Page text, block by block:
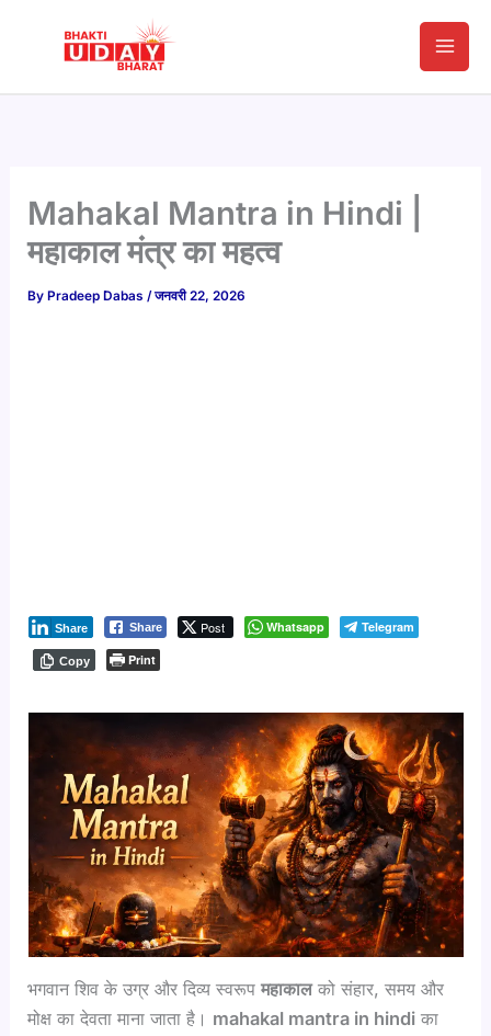
Mahakal Mantra in Hindi |
महाकाल मंत्र का महत्व
By Pradeep Dabas/जनवरी 22, 2026
Share Post
Share Whatsapp Telegram
Copy Print
भगवान शिव के उग्र और दिव्य स्वरूपमहाकालको संहार, समय और
मोक्ष का देवता माना जाता है। mahakal mantra in hindi का